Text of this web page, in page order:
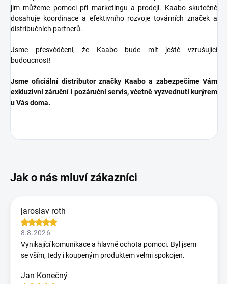
jim můžeme pomoci při marketingu a prodeji. Kaabo skutečně
dosahuje koordinace a efektivního rozvoje továrních značek a
distribučních partnerů.
Jsme přesvědčeni, že Kaabo bude mít ještě vzrušující
budoucnost!
Jsme oficiální distributor značky Kaabo a zabezpečíme Vám
exkluzivní záruční i pozáruční servis, včetně vyzvednutí kurýrem
u Vás doma.
jaroslav roth
8.8.2026
Vynikající komunikace a hlavně ochota pomoci. Byl jsem
se vším, tedy i koupeným produktem velmi spokojen.
Jan Konečný